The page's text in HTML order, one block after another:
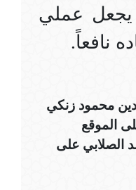
يجعل عملي
نافعاً.
محمود زنكي
الموقع
الصلابي على